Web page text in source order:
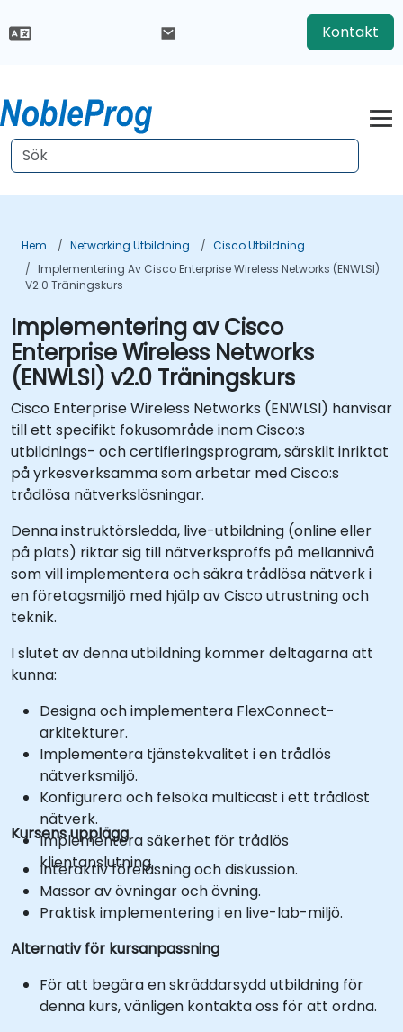
Kontakt
Hem Networking Utbildning
Cisco Utbildning
Implementering Av Cisco Enterprise Wireless Networks (ENWLSI)
V2.0 Träningskurs
Implementering av Cisco
Enterprise Wireless Networks
(ENWLSI) v2.0 Träningskurs
Cisco Enterprise Wireless Networks (ENWLSI) hänvisar
till ett specifikt fokusområde inom Cisco:s
utbildnings- och certifieringsprogram, särskilt inriktat
på yrkesverksamma som arbetar med Cisco:s
trådlösa nätverkslösningar.
Denna instruktörsledda, live-utbildning (online eller
på plats) riktar sig till nätverksproffs på mellannivå
som vill implementera och säkra trådlösa nätverk i
en företagsmiljö med hjälp av Cisco utrustning och
teknik.
I slutet av denna utbildning kommer deltagarna att
kunna:
Designa och implementera FlexConnect-
arkitekturer.
Implementera tjänstekvalitet i en trådlös
nätverksmiljö.
Konfigurera och felsöka multicast i ett trådlöst
nätverk.
Implementera säkerhet för trådlös
klientanslutning.
Kursens upplägg
Interaktiv föreläsning och diskussion.
Massor av övningar och övning.
Praktisk implementering i en live-lab-miljö.
Alternativ för kursanpassning
För att begära en skräddarsydd utbildning för
denna kurs, vänligen kontakta oss för att ordna.